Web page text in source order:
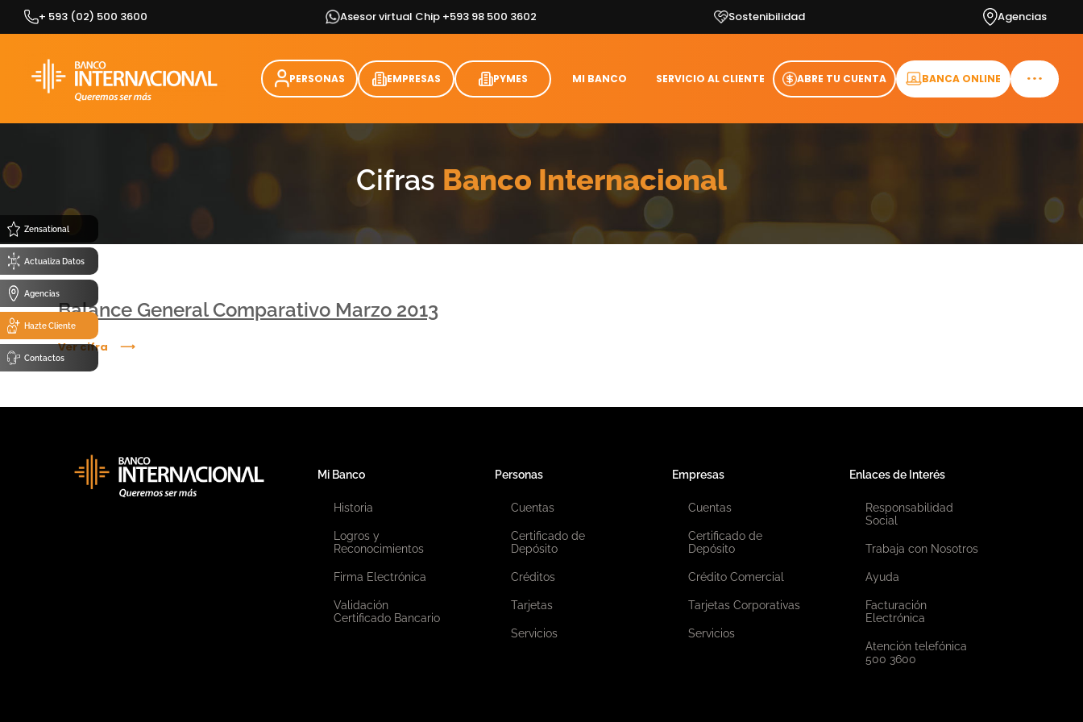
Zensational
Actualiza Datos
Agencias
Hazte Cliente
Contactos
Skip
+ 593 (02) 500 3600 Asesor virtual Chip +593 98 500 3602 Sostenibilidad Agencias
PERSONAS EMPRESAS PYMES MI BANCO SERVICIO AL CLIENTE ABRE TU CUENTA BANCA ONLINE
Cifras Banco Internacional
Balance General Comparativo Marzo 2013
Ver cifra
Mi Banco
Historia
Logros y
Reconocimientos
Firma Electrónica
Validación
Certificado Bancario
Personas
Cuentas
Certificado de
Depósito
Créditos
Tarjetas
Servicios
Empresas
Cuentas
Certificado de
Depósito
Crédito Comercial
Tarjetas Corporativas
Servicios
Enlaces de Interés
Responsabilidad
Social
Trabaja con Nosotros
Ayuda
Facturación
Electrónica
Atención telefónica
500 3600